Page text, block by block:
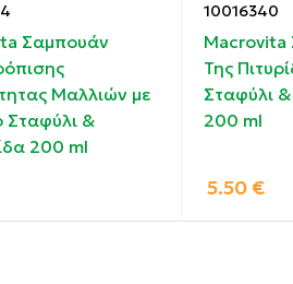
60 MYRISTYL GLYCOL. LAURYL
RECUTITA
(ACETUM)*. CITRIC ACID*.
SODIUM CHLORIDE.
Σαμπουάν
Μαλλιών με
Σταφύλι &
200 ml
10016340
Της
Σταφύλι
200 ml
5.50 €